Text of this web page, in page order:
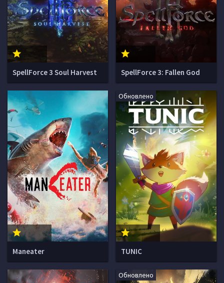
SpellForce 3 Soul Harvest SpellForce 3: Fallen God
Maneater
Обновлено
TUNIC
Обновлено